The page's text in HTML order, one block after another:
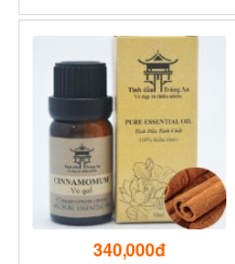
340,000đ